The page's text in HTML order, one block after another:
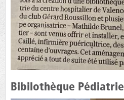
Bibilothèque Pédiatrie